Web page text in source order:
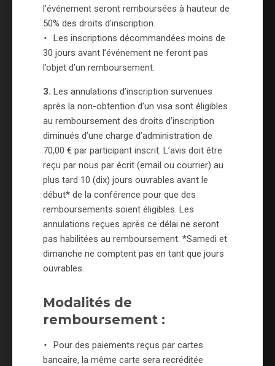
l’événement seront remboursées à hauteur de
50% des droits d’inscription.
• Les inscriptions décommandées moins de
30 jours avant l’événement ne feront pas
l’objet d’un remboursement.
3. Les annulations d’inscription survenues
après la non-obtention d’un visa sont éligibles
au remboursement des droits d’inscription
diminués d’une charge d’administration de
70,00 € par participant inscrit. L’avis doit être
reçu par nous par écrit (email ou courrier) au
plus tard 10 (dix) jours ouvrables avant le
début* de la conférence pour que des
remboursements soient éligibles. Les
annulations reçues après ce délai ne seront
pas habilitées au remboursement. *Samedi et
dimanche ne comptent pas en tant que jours
ouvrables.
Modalités de
remboursement :
• Pour des paiements reçus par cartes
bancaire, la même carte sera recréditée